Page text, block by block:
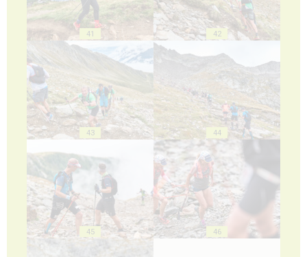
41 42
43 44
45 46